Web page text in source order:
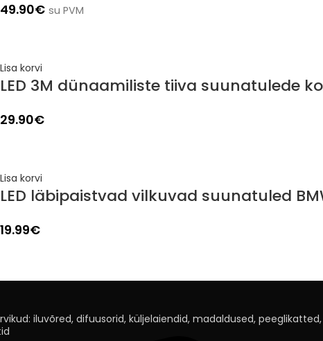
49.90€ su PVM
Lisa korvi
LED 3M dünaamiliste tiiva suunatulede
29.90€
Lisa korvi
LED läbipaistvad vilkuvad suunatuled
19.99€
iluvõred, difuusorid, küljelaiendid, madaldused,